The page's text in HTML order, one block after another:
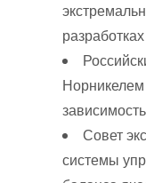
Норникелем
Совет
системы